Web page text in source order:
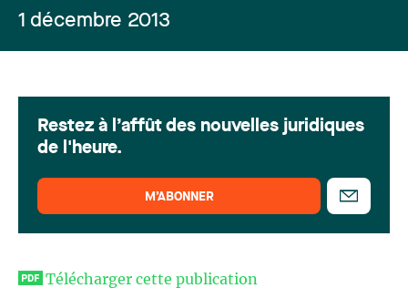
1 décembre 2013
Télécharger cette publication
Restez à l’affût des nouvelles juridiques
de l'heure.
M’ABONNER